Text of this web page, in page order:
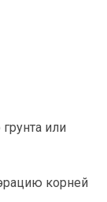
или
корней